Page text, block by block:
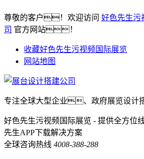
尊敬的客户！欢迎访问 好色先生污
司 官方网站！
收藏好色先生污视频国际展览
网站地图
专注全球大型企业、政府展览设计
好色先生污视频国际展览 - 提供全方
先生APP下载解决方案
全球咨询热线 4008-388-288